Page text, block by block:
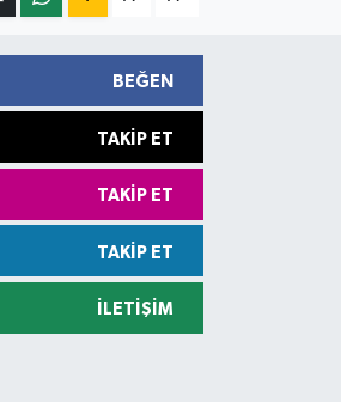
BEĞEN
TAKIP ET
TAKIP ET
TAKIP ET
İLETIŞIM